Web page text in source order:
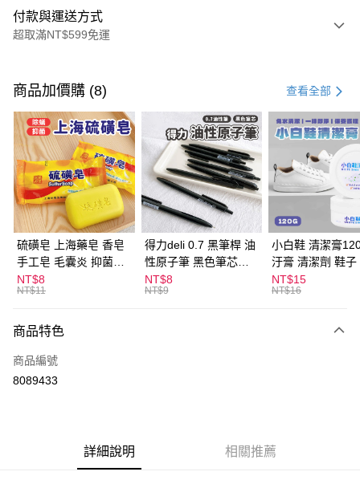
付款與運送方式
超取滿NT$599免運
信用卡一次付款
超商取貨付款
LINE Pay
Apple Pay
街口支付
悠遊付
ATM付款
全家取貨付款
每筆NT$60，滿NT$599(含以上)免運費
付款後全家取貨
每筆NT$60，滿NT$599(含以上)免運費
商品加價購 (8) 查看全部
硫磺皂 上海藥皂 香皂
手工皂 毛囊炎 抑菌除
蟎 清潔護膚 去油去痘
寵物皮膚病 狗狗貓咪
NT$8
NT$11
得力deli 0.7 黑筆桿 油
性原子筆 黑色筆芯
S304
NT$8
NT$9
小白鞋 清潔膏
汙膏 清潔劑 鞋子
漬 白皮鞋 鞋油
NT$15
NT$16
商品特色
商品編號
8089433
詳細說明 相關推薦